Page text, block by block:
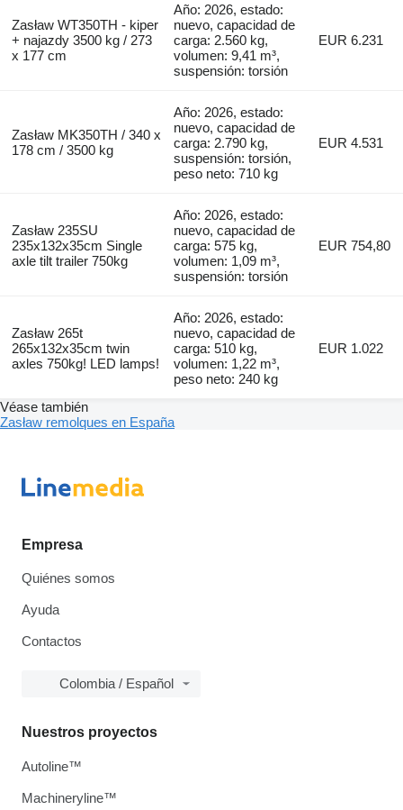
Zasław WT350TH - kiper
+ najazdy 3500 kg / 273
x 177 cm
Año: 2026, estado:
nuevo, capacidad de
carga: 2.560 kg,
volumen: 9,41 m³,
suspensión: torsión
EUR 6.231
Zasław MK350TH / 340 x
178 cm / 3500 kg
Año: 2026, estado:
nuevo, capacidad de
carga: 2.790 kg,
suspensión: torsión,
peso neto: 710 kg
EUR 4.531
Zasław 235SU
235x132x35cm Single
axle tilt trailer 750kg
Año: 2026, estado:
nuevo, capacidad de
carga: 575 kg,
volumen: 1,09 m³,
suspensión: torsión
EUR 754,80
Zasław 265t
265x132x35cm twin
axles 750kg! LED lamps!
Año: 2026, estado:
nuevo, capacidad de
carga: 510 kg,
volumen: 1,22 m³,
peso neto: 240 kg
EUR 1.022
Véase también
Zasław remolques en España
Empresa
Quiénes somos
Ayuda
Contactos
Colombia / Español
Nuestros proyectos
Autoline™
Machineryline™